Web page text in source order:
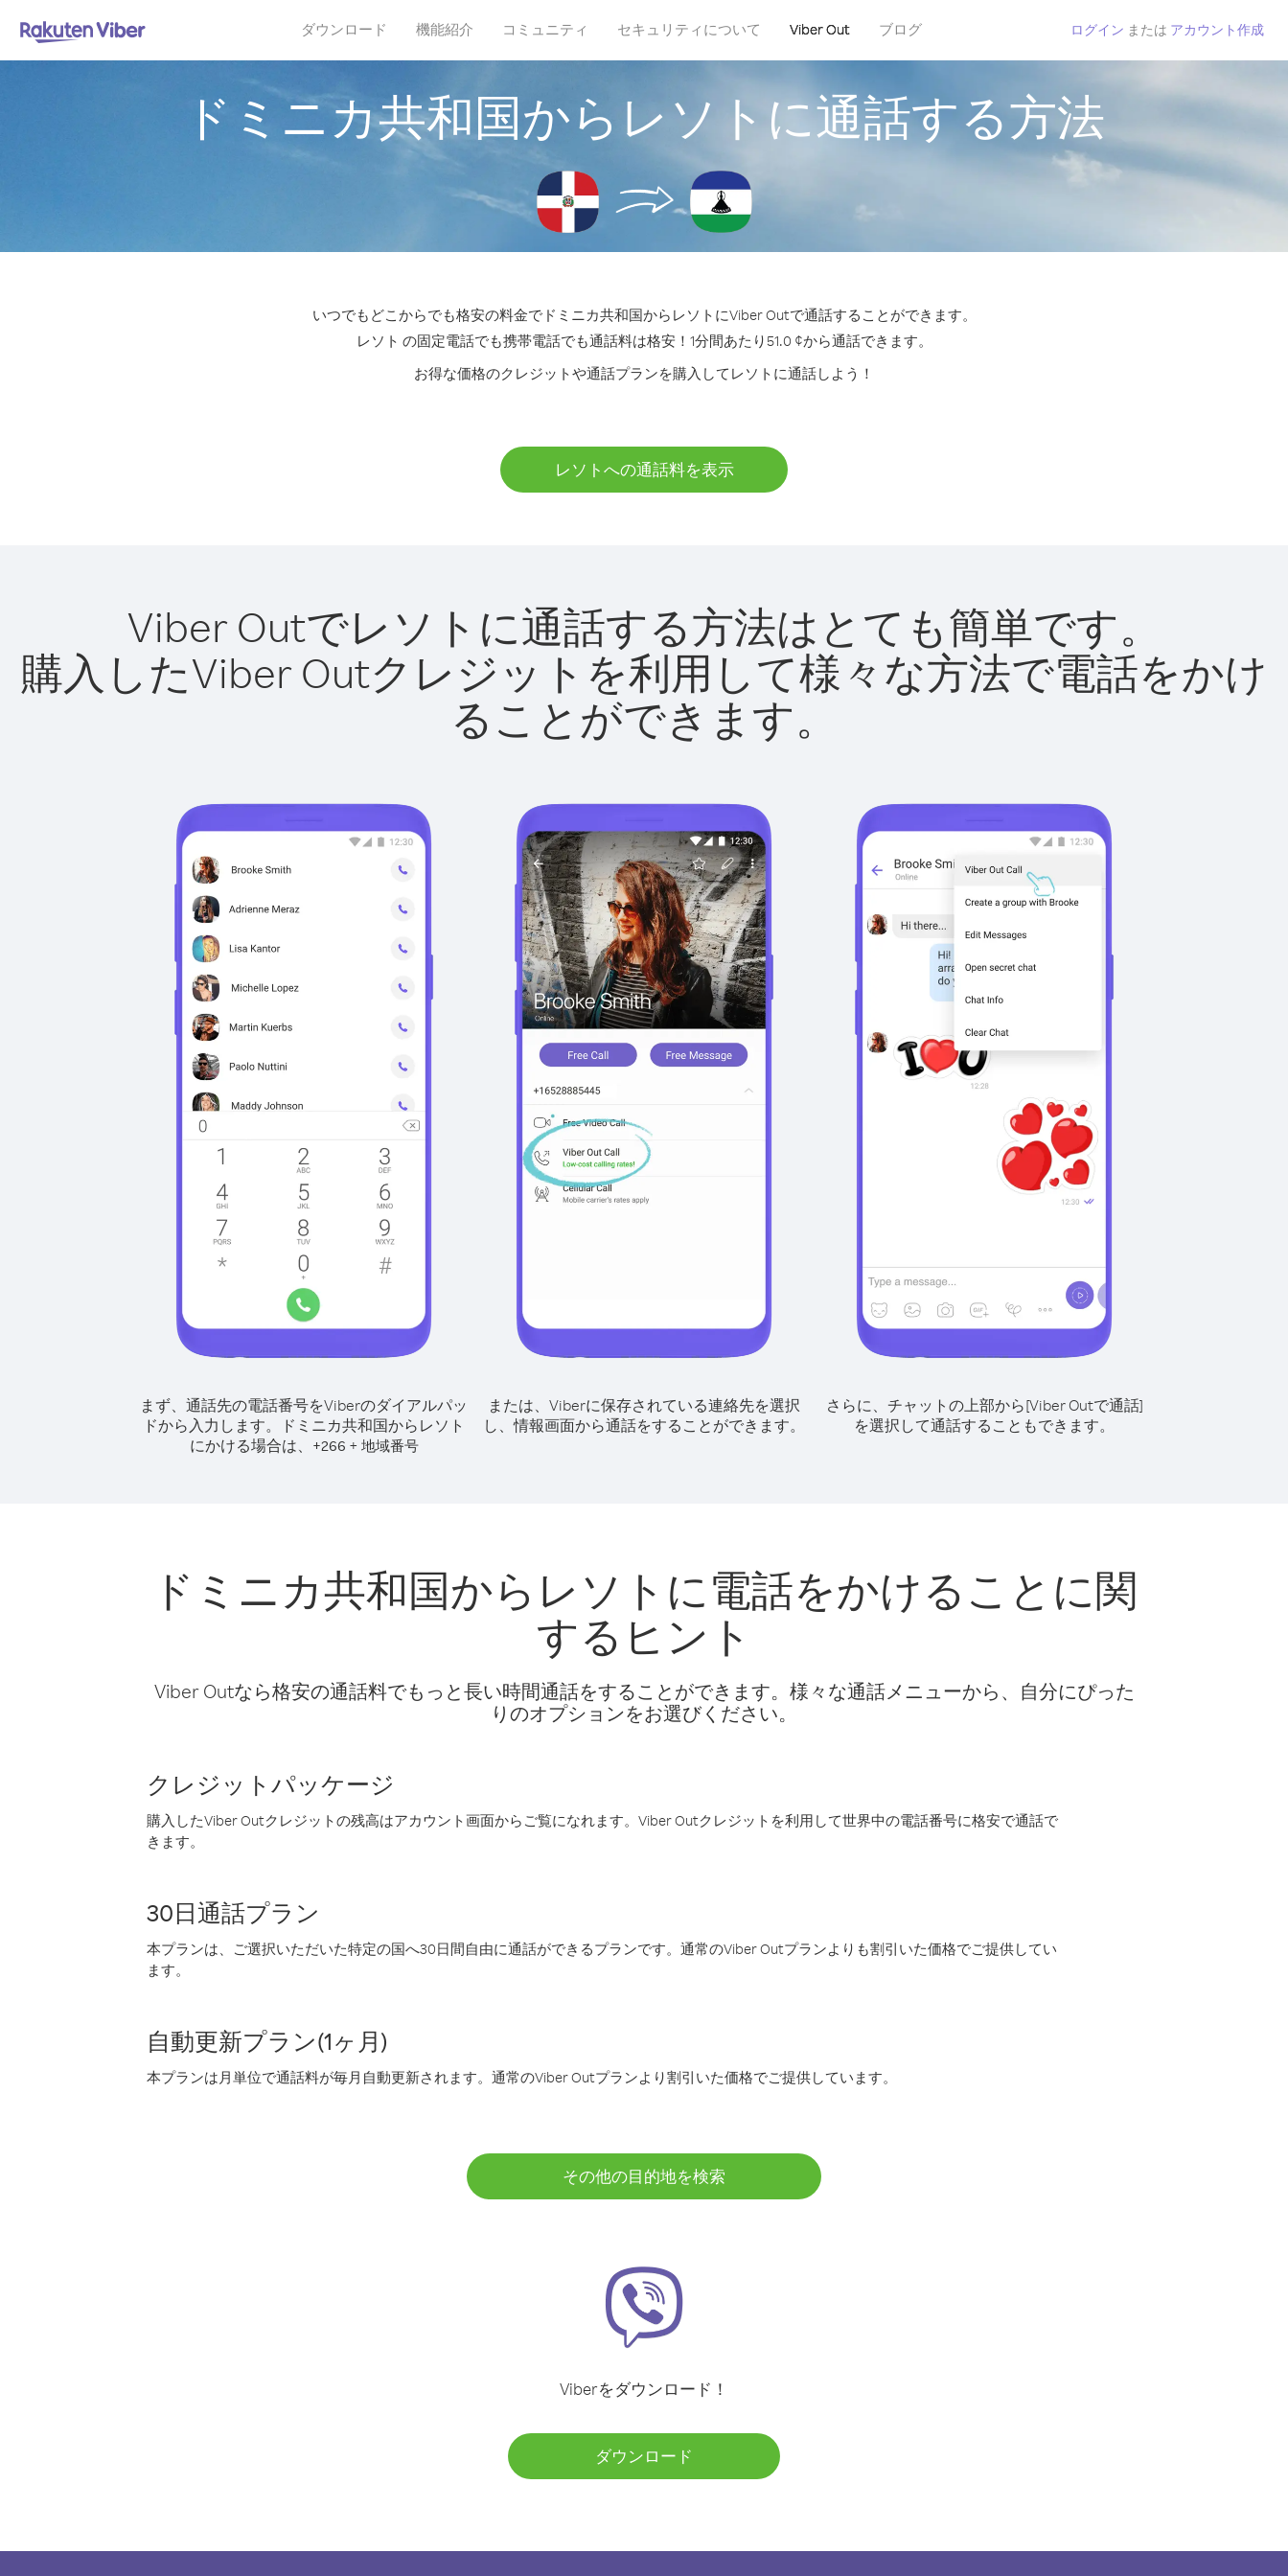
ダウンロード 機能紹介 コミュニティ セキュリティについて Viber Out ブログ ログイン または アカウント作成
ドミニカ共和国からレソトに通話する方法
いつでもどこからでも格安の料金でドミニカ共和国からレソトにViber Outで通話することができます。
レソト の固定電話でも携帯電話でも通話料は格安！1分間あたり51.0 ¢から通話できます。
お得な価格のクレジットや通話プランを購入してレソトに通話しよう！
レソトへの通話料を表示
Viber Outでレソトに通話する方法はとても簡単です。
購入したViber Outクレジットを利用して様々な方法で電話をかけ
ることができます。
まず、通話先の電話番号をViberのダイアルパッ
ドから入力します。
ドミニカ共和国からレソト
にかける場合は、
+266 + 地域番号
または、Viberに保存されている連絡先を選択
し、情報画面から通話をすることができます。
さらに、チャットの上部から[Viber Outで通話]
を選択して通話することもできます。
ドミニカ共和国からレソトに電話をかけることに関
するヒント
Viber Outなら格安の通話料でもっと長い時間通話をすることができます。様々な通話メニューから、自分にぴった
りのオプションをお選びください。
クレジットパッケージ
購入したViber Outクレジットの残高はアカウント画面からご覧になれます。Viber Outクレジットを利用して世界中の電話番号に格安で通話で
きます。
30日通話プラン
本プランは、ご選択いただいた特定の国へ30日間自由に通話ができるプランです。通常のViber Outプランよりも割引いた価格でご提供してい
ます。
自動更新プラン(1ヶ月)
本プランは月単位で通話料が毎月自動更新されます。通常のViber Outプランより割引いた価格でご提供しています。
その他の目的地を検索
Viberをダウンロード！
ダウンロード